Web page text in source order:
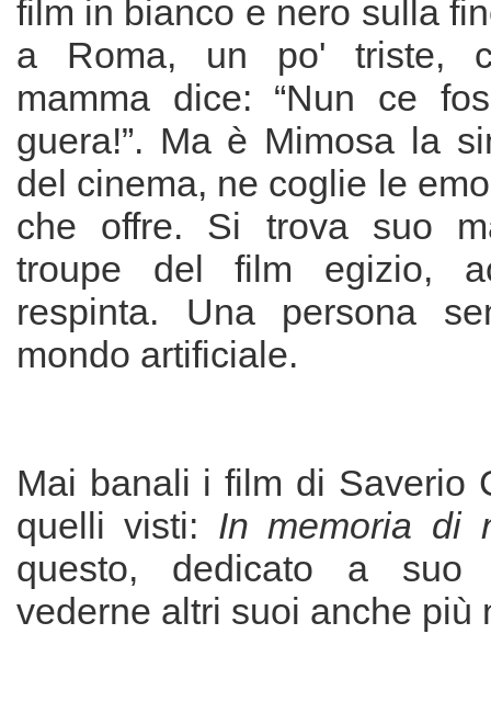
film in bianco e nero sulla
a Roma, un po' triste,
mamma dice: “Nun ce
guera!”. Ma è Mimosa la
del cinema, ne coglie le
che offre. Si trova suo
troupe del film egizio,
respinta. Una persona
mondo artificiale.
Mai banali i film di Saverio
quelli visti: In memoria di
questo, dedicato a suo
vederne altri suoi anche più